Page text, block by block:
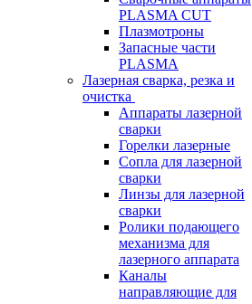
PLASMA CUT
Плазмотроны
Запасные части
PLASMA
Лазерная сварка, резка и
очистка
Аппараты лазерной
сварки
Горелки лазерные
Сопла для лазерной
сварки
Линзы для лазерной
сварки
Ролики подающего
механизма для
лазерного аппарата
Каналы
направляющие для